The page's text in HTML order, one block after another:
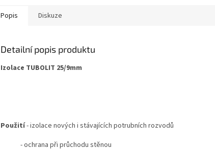
Popis Diskuze
Detailní popis produktu
Izolace TUBOLIT 25/9mm
Použití- izolace nových i stávajících potrubních rozvodů
- ochrana při průchodu stěnou